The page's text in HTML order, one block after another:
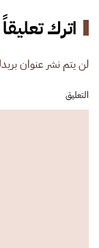
اترك تعليقاً
لن يتم نشر عنوان
التعليق